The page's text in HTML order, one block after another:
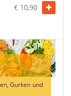
€ 10,90
Gurken und